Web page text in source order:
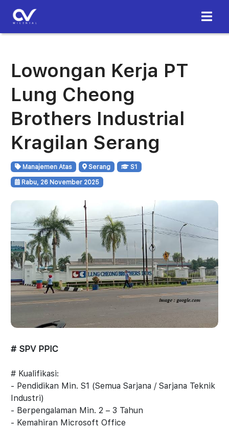
Lowongan Kerja PT
Lung Cheong
Brothers Industrial
Kragilan Serang
Manajemen Atas Serang S1
Rabu, 26 November 2025
# SPV PPIC
# Kualifikasi:
- Pendidikan Min. S1 (Semua Sarjana / Sarjana Teknik
Industri)
- Berpengalaman Min. 2 – 3 Tahun
- Kemahiran Microsoft Office